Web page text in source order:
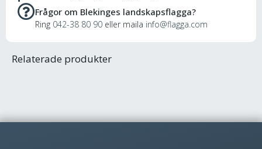
Frågor om Blekinges landskapsflagga?
Ring 042-38 80 90 eller maila info@flagga.com
Relaterade produkter